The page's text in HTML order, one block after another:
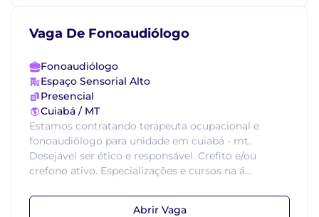
Vaga De Fonoaudiólogo
Fonoaudiólogo
Espaço Sensorial Alto
Presencial
Cuiabá / MT
Estamos contratando terapeuta ocupacional e
fonoaudiólogo para unidade em cuiabá - mt.
Desejável ser ético e responsável. Crefito e/ou
crefono ativo. Especializações e cursos na á...
Abrir Vaga